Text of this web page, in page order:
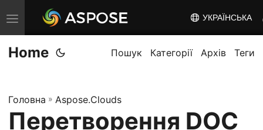
T
o
g
e
n
УКРАЇНСЬКА
Home Пошук Категорії Архів Теги
Головна » Aspose.Clouds
Перетворення DOC